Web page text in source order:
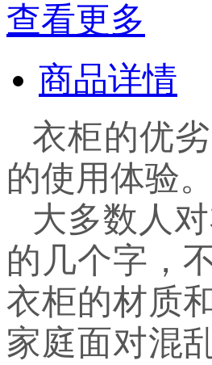
查看更多
商品详情
衣柜的优
的使用体验。
大多数人
的几个字，
衣柜的材质
家庭面对混